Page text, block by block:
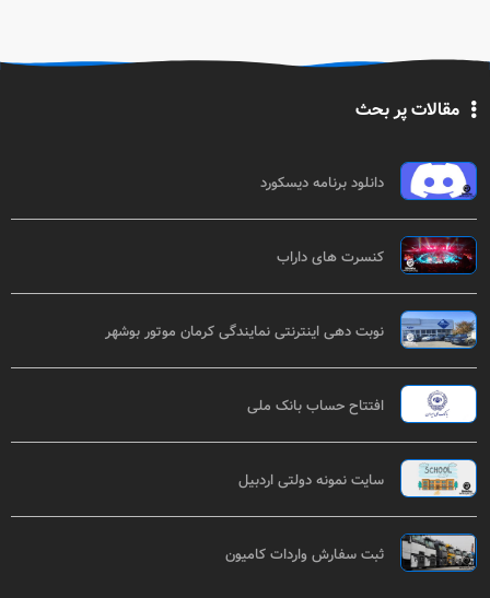
مقالات پر بحث
دانلود برنامه دیسکورد
کنسرت های داراب
نوبت دهی اینترنتی نمایندگی کرمان موتور بوشهر
افتتاح حساب بانک ملی
سایت نمونه دولتی اردبیل
ثبت سفارش واردات کامیون